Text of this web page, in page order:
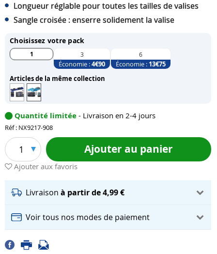
Longueur réglable pour toutes les tailles de valises
Sangle croisée : enserre solidement la valise
Choisissez votre pack
1 3
Économie :4€90
6
Économie : 13€75
Articles de la même collection
Quantité limitée - Livraison en 2-4 jours
Réf : NX9217-908
1 Ajouter au panier
Ajouter aux favoris
Livraison à partir de 4,99 €
Voir tous nos modes de paiement